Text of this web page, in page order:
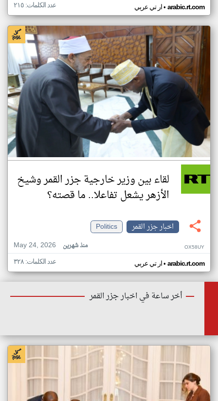
ار تي عربي• arabic.rt.com عدد الكلمات: ٢١٥
لقاء بين وزير خارجية جزر القمر وشيخ
الأزهر يشعل تفاعلا.. ما قصته؟
اخبار جزر القمر
Politics
May 24, 2026
منذ شهرين OX58UY
ار تي عربي• arabic.rt.com عدد الكلمات: ٣٢٨
أخر ساعة في اخبار جزر القمر